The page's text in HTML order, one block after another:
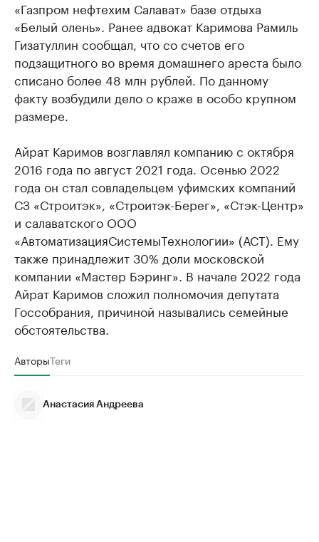
«Газпром нефтехим Салават» базе отдыха
«Белый олень». Ранее адвокат Каримова Рамиль
Гизатуллин сообщал, что со счетов его
подзащитного во время домашнего ареста было
списано более 48 млн рублей. По данному
факту возбудили дело о краже в особо крупном
размере.
Айрат Каримов возглавлял компанию с октября
2016 года по август 2021 года. Осенью 2022
года он стал совладельцем уфимских компаний
СЗ «Строитэк», «Строитэк-Берег», «Стэк-Центр»
и салаватского ООО
«АвтоматизацияСистемыТехнологии» (АСТ). Ему
также принадлежит 30% доли московской
компании «Мастер Бэринг». В начале 2022 года
Айрат Каримов сложил полномочия депутата
Госсобрания, причиной назывались семейные
обстоятельства.
АвторыТеги
Анастасия Андреева